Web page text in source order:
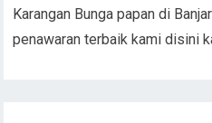
Karangan Bunga papan di
penawaran terbaik kami disini